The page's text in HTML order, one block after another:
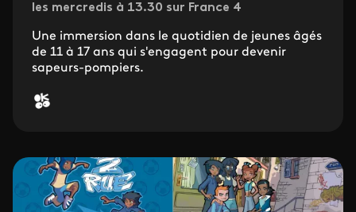
les mercredis à 13.30 sur France 4
Une immersion dans le quotidien de jeunes âgés
de 11 à 17 ans qui s'engagent pour devenir
sapeurs-pompiers.